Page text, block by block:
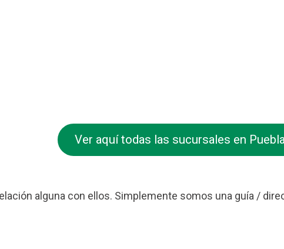
Ver aquí todas las sucursales en
alguna con ellos. Simplemente somos una guía /